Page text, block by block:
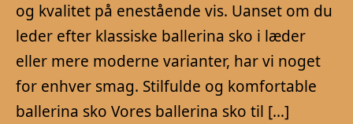
og kvalitet på enestående vis. Uanset om du
leder efter klassiske ballerina sko i læder
eller mere moderne varianter, har vi noget
for enhver smag. Stilfulde og komfortable
ballerina sko Vores ballerina sko til […]